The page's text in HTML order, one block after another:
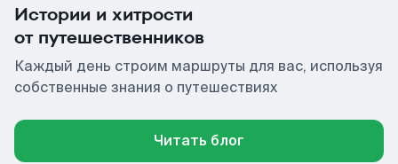
Истории и хитрости
от путешественников
Каждый день строим маршруты для вас, используя
собственные знания о путешествиях
Читать блог